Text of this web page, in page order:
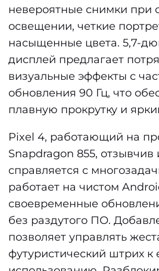
невероятные снимки при
освещении, четкие
насыщенные цвета. 5,7-
дисплей предлагает
визуальные эффекты с
обновления 90 Гц, что
плавную прокрутку и
Pixel 4, работающий на
Snapdragon 855,
справляется с
работает на чистом
своевременные
без раздутого ПО.
позволяет управлять
футуристический штрих